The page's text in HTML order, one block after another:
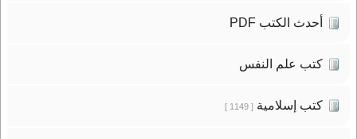
أحدث الكتب PDF
كتب علم النفس
كتب إسلامية[ 1149 ]